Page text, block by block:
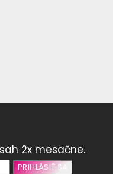
2x mesačne.